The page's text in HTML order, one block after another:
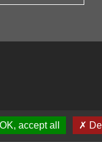
OK, accept all